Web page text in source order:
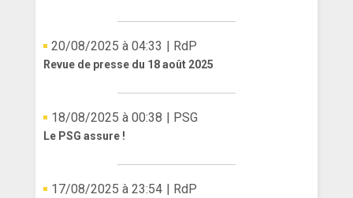
20/08/2025 à 04:33 | RdP
Revue de presse du 18 août 2025
18/08/2025 à 00:38 | PSG
Le PSG assure !
17/08/2025 à 23:54 | RdP